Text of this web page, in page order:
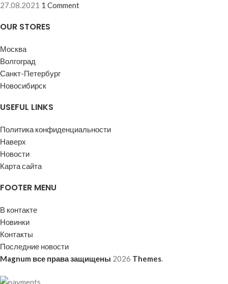
27.08.2021 1 Comment
OUR STORES
Москва
Волгоград
Санкт-Петербург
Новосибирск
USEFUL LINKS
Политика конфиденциальности
Наверх
Новости
Карта сайта
FOOTER MENU
В контакте
Новинки
Контакты
Последние новости
Magnum все права защищены 2026 Themes.